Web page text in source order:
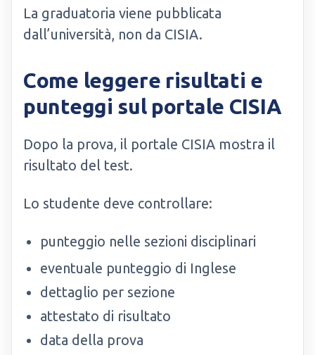
La graduatoria viene pubblicata
dall’università, non da CISIA.
Come leggere risultati e
punteggi sul portale CISIA
Dopo la prova, il portale CISIA mostra il
risultato del test.
Lo studente deve controllare:
punteggio nelle sezioni disciplinari
eventuale punteggio di Inglese
dettaglio per sezione
attestato di risultato
data della prova